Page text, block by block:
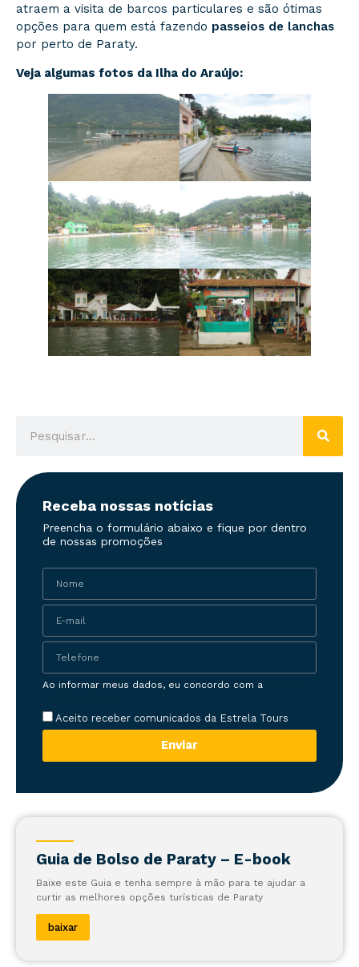
atraem a visita de barcos particulares e são ótimas
opções para quem está fazendo passeios de lanchas
por perto de Paraty.
Veja algumas fotos da Ilha do Araújo:
Receba nossas notícias
Preencha o formulário abaixo e fique por dentro
de nossas promoções
Ao informar meus dados, eu concordo com a
Aceito receber comunicados da Estrela Tours
Enviar
Guia de Bolso de Paraty – E-book
Baixe este Guia e tenha sempre à mão para te ajudar a
curtir as melhores opções turísticas de Paraty
baixar